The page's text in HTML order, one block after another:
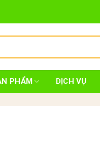
PHẨM DỊCH VỤ